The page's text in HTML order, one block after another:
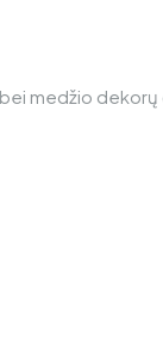
medžio dekorų